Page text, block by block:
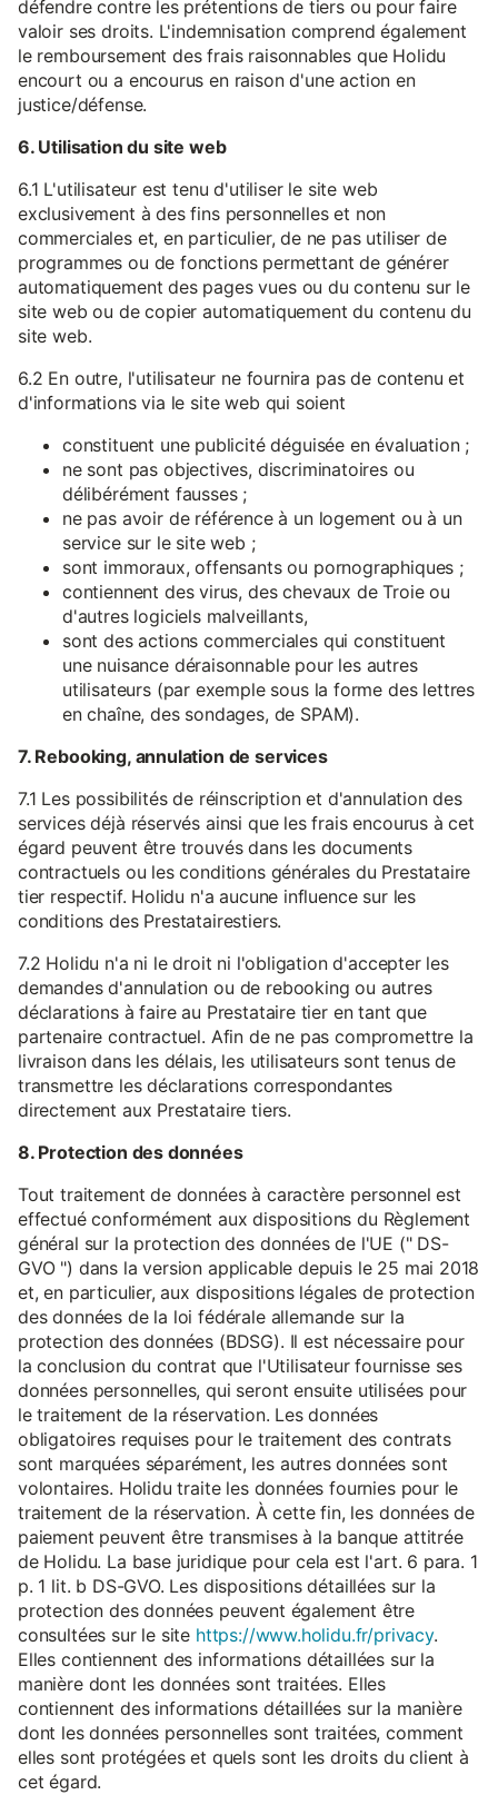
défendre contre les prétentions de tiers ou pour faire
valoir ses droits. L'indemnisation comprend également
le remboursement des frais raisonnables que Holidu
encourt ou a encourus en raison d'une action en
justice/défense.
6. Utilisation du site web
6.1 L'utilisateur est tenu d'utiliser le site web
exclusivement à des fins personnelles et non
commerciales et, en particulier, de ne pas utiliser de
programmes ou de fonctions permettant de générer
automatiquement des pages vues ou du contenu sur le
site web ou de copier automatiquement du contenu du
site web.
6.2 En outre, l'utilisateur ne fournira pas de contenu et
d'informations via le site web qui soient
constituent une publicité déguisée en évaluation ;
ne sont pas objectives, discriminatoires ou
délibérément fausses ;
ne pas avoir de référence à un logement ou à un
service sur le site web ;
sont immoraux, offensants ou pornographiques ;
contiennent des virus, des chevaux de Troie ou
d'autres logiciels malveillants,
sont des actions commerciales qui constituent
une nuisance déraisonnable pour les autres
utilisateurs (par exemple sous la forme des lettres
en chaîne, des sondages, de SPAM).
7. Rebooking, annulation de services
7.1 Les possibilités de réinscription et d'annulation des
services déjà réservés ainsi que les frais encourus à cet
égard peuvent être trouvés dans les documents
contractuels ou les conditions générales du Prestataire
tier respectif. Holidu n'a aucune influence sur les
conditions des Prestatairestiers.
7.2 Holidu n'a ni le droit ni l'obligation d'accepter les
demandes d'annulation ou de rebooking ou autres
déclarations à faire au Prestataire tier en tant que
partenaire contractuel. Afin de ne pas compromettre la
livraison dans les délais, les utilisateurs sont tenus de
transmettre les déclarations correspondantes
directement aux Prestataire tiers.
8. Protection des données
Tout traitement de données à caractère personnel est
effectué conformément aux dispositions du Règlement
général sur la protection des données de l'UE (" DS-
GVO ") dans la version applicable depuis le 25 mai 2018
et, en particulier, aux dispositions légales de protection
des données de la loi fédérale allemande sur la
protection des données (BDSG). Il est nécessaire pour
la conclusion du contrat que l'Utilisateur fournisse ses
données personnelles, qui seront ensuite utilisées pour
le traitement de la réservation. Les données
obligatoires requises pour le traitement des contrats
sont marquées séparément, les autres données sont
volontaires. Holidu traite les données fournies pour le
traitement de la réservation. À cette fin, les données de
paiement peuvent être transmises à la banque attitrée
de Holidu. La base juridique pour cela est l'art. 6 para. 1
p. 1 lit. b DS-GVO. Les dispositions détaillées sur la
protection des données peuvent également être
consultées sur le site https://www.holidu.fr/privacy.
Elles contiennent des informations détaillées sur la
manière dont les données sont traitées. Elles
contiennent des informations détaillées sur la manière
dont les données personnelles sont traitées, comment
elles sont protégées et quels sont les droits du client à
cet égard.